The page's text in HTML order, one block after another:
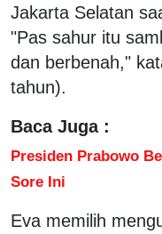
Jakarta Selatan
"Pas sahur itu
dan berbenah,"
tahun).
Baca Juga :
Presiden Prabowo
Sore Ini
Eva memilih